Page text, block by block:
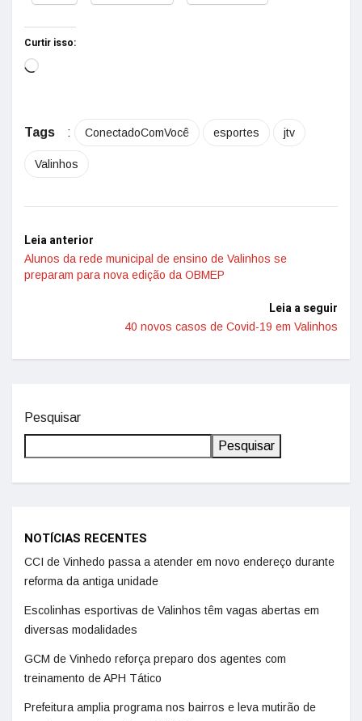
Curtir isso:
Tags : ConectadoComVocê esportes jtv
Valinhos
Leia anterior
Alunos da rede municipal de ensino de Valinhos se
preparam para nova edição da OBMEP
Leia a seguir
40 novos casos de Covid-19 em Valinhos
Pesquisar
Pesquisar
NOTÍCIAS RECENTES
CCI de Vinhedo passa a atender em novo endereço durante
reforma da antiga unidade
Escolinhas esportivas de Valinhos têm vagas abertas em
diversas modalidades
GCM de Vinhedo reforça preparo dos agentes com
treinamento de APH Tático
Prefeitura amplia programa nos bairros e leva mutirão de